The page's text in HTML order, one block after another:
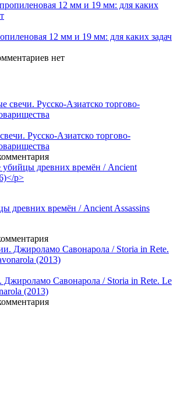
12 мм и 19 мм: для каких задач
нет
Русско-Азиатско торгово-
древних времён / Ancient Assassins
Джироламо Савонарола / Storia in Rete. Le
(2013)